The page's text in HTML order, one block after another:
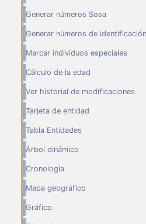
Generar números Sosa
Generar números de identificación
Marcar individuos especiales
Cálculo de la edad
Ver historial de modificaciones
Tarjeta de entidad
Tabla Entidades
Árbol dinámico
Cronología
Mapa geográfico
Gráfico